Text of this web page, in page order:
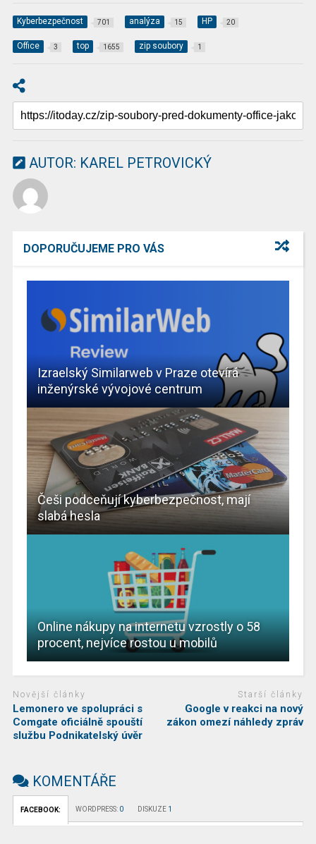
Kyberbezpečnost 701 analýza 15 HP 20
Office 3 top 1655 zip soubory 1
AUTOR: KAREL PETROVICKÝ
DOPORUČUJEME PRO VÁS
Izraelský Similarweb v Praze otevírá
inženýrské vývojové centrum
Češi podceňují kyberbezpečnost, mají
slabá hesla
Online nákupy na internetu vzrostly o 58
procent, nejvíce rostou u mobilů
Novější články
Lemonero ve spolupráci s
Comgate oficiálně spouští
službu Podnikatelský úvěr
Starší články
Google v reakci na nový
zákon omezí náhledy zpráv
KOMENTÁŘE
FACEBOOK: WORDPRESS: 0 DISKUZE 1